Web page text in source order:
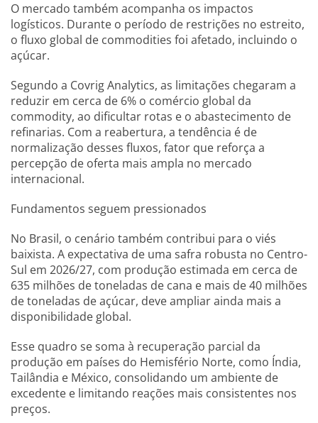
O mercado também acompanha os impactos
logísticos. Durante o período de restrições no estreito,
o fluxo global de commodities foi afetado, incluindo o
açúcar.
Segundo a Covrig Analytics, as limitações chegaram a
reduzir em cerca de 6% o comércio global da
commodity, ao dificultar rotas e o abastecimento de
refinarias. Com a reabertura, a tendência é de
normalização desses fluxos, fator que reforça a
percepção de oferta mais ampla no mercado
internacional.
Fundamentos seguem pressionados
No Brasil, o cenário também contribui para o viés
baixista. A expectativa de uma safra robusta no Centro-
Sul em 2026/27, com produção estimada em cerca de
635 milhões de toneladas de cana e mais de 40 milhões
de toneladas de açúcar, deve ampliar ainda mais a
disponibilidade global.
Esse quadro se soma à recuperação parcial da
produção em países do Hemisfério Norte, como Índia,
Tailândia e México, consolidando um ambiente de
excedente e limitando reações mais consistentes nos
preços.